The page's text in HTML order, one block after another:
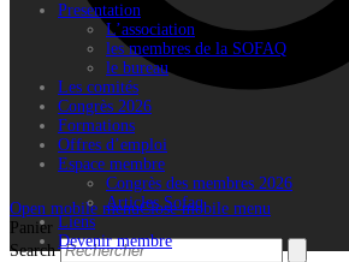
Open mobile menuClose mobile menu
Panier
Search
Presentation
L’association
les membres de la SOFAQ
le bureau
Les comités
Congrès 2026
Formations
Offres d’emploi
Espace membre
Congrès des membres 2026
Articles Sofaq
Liens
Devenir membre